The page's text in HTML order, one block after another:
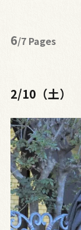
6/7 Pages
2/10（土）